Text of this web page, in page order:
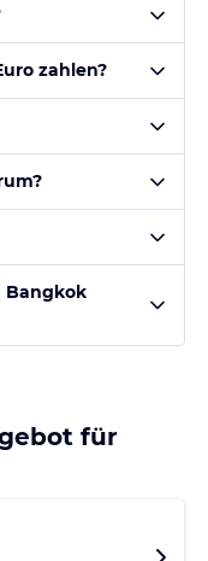
zahlen?
Bangkok
für